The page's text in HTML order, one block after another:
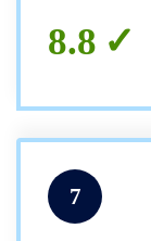
8.8
7